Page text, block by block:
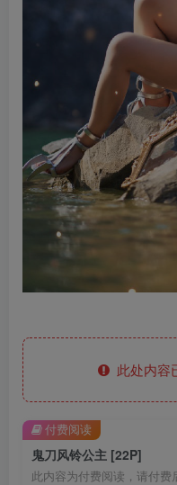
此处内容
鬼刀风铃公主 [22P]
此内容为付费阅读，请付费
付费阅读